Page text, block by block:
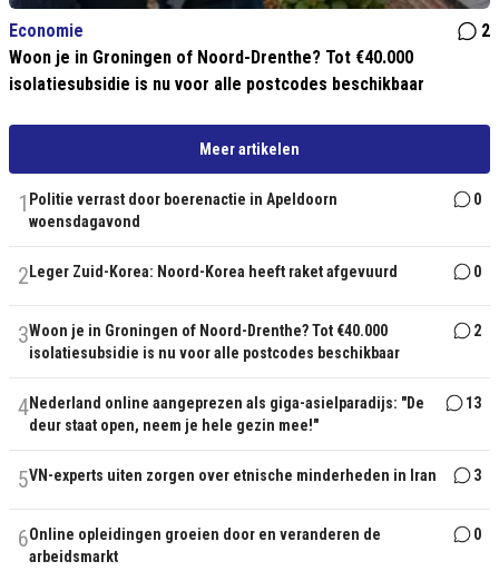
Economie
2
Woon je in Groningen of Noord-Drenthe? Tot €40.000
isolatiesubsidie is nu voor alle postcodes beschikbaar
Meer artikelen
1 Politie verrast door boerenactie in Apeldoorn
woensdagavond
0
2 Leger Zuid-Korea: Noord-Korea heeft raket afgevuurd 0
3Woon je in Groningen of Noord-Drenthe? Tot €40.000
isolatiesubsidie is nu voor alle postcodes beschikbaar
2
4Nederland online aangeprezen als giga-asielparadijs: "De
deur staat open, neem je hele gezin mee!"
13
5VN-experts uiten zorgen over etnische minderheden in Iran 3
6Online opleidingen groeien door en veranderen de
arbeidsmarkt
0